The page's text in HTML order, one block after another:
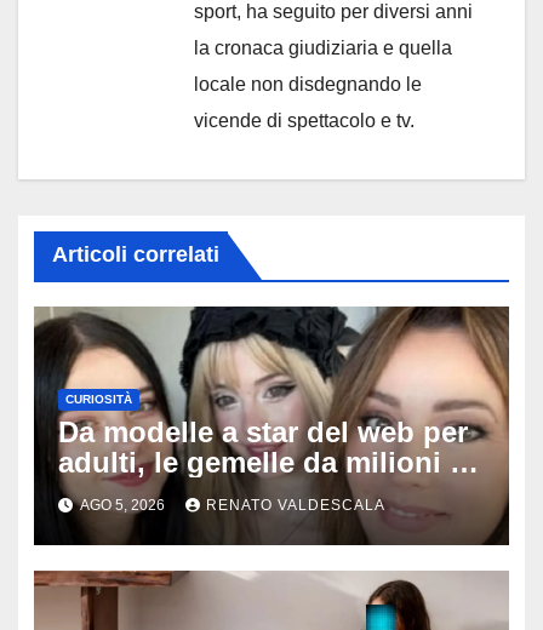
sport, ha seguito per diversi anni
la cronaca giudiziaria e quella
locale non disdegnando le
vicende di spettacolo e tv.
Articoli correlati
CURIOSITÀ
Da modelle a star del web per
adulti, le gemelle da milioni di
follower sorprendono tutti:
‘Nostra madre ci fotografa e ci
sostiene’
AGO 5, 2026 RENATO VALDESCALA